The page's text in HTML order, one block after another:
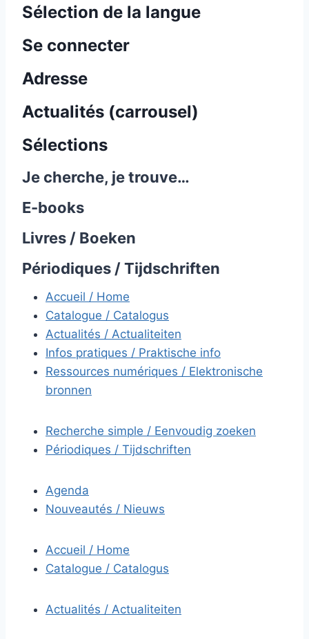
Sélection de la langue
Se connecter
Adresse
Actualités (carrousel)
Sélections
Je cherche, je trouve…
E-books
Livres / Boeken
Périodiques / Tijdschriften
Accueil / Home
Catalogue / Catalogus
Actualités / Actualiteiten
Infos pratiques / Praktische info
Ressources numériques / Elektronische
bronnen
Recherche simple / Eenvoudig zoeken
Périodiques / Tijdschriften
Agenda
Nouveautés / Nieuws
Accueil / Home
Catalogue / Catalogus
Actualités / Actualiteiten